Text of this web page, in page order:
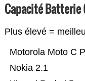
Capacité Batterie
Plus élevé =
Nokia 2.1
Motorola Moto C